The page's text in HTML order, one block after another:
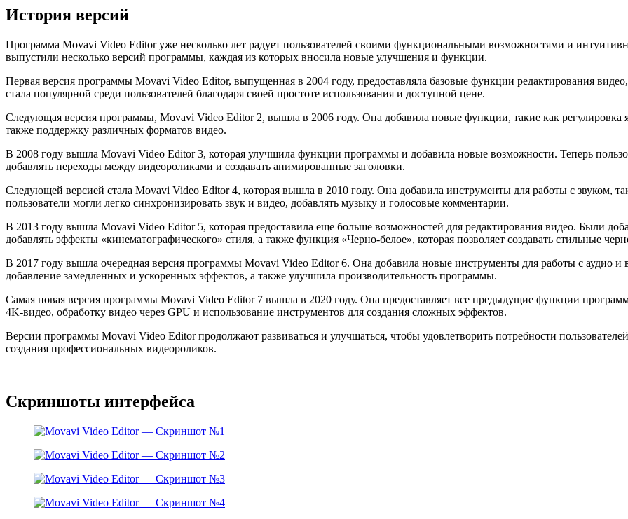
История версий
Программа Movavi Video Editor уже несколько лет радует пользователей своими функциональными возможностями и
выпустили несколько версий программы, каждая из которых вносила новые улучшения и функции.
Первая версия программы Movavi Video Editor, выпущенная в 2004 году, предоставляла базовые функции редактирования
стала популярной среди пользователей благодаря своей простоте использования и доступной цене.
Следующая версия программы, Movavi Video Editor 2, вышла в 2006 году. Она добавила новые функции, такие как регулировка
также поддержку различных форматов видео.
В 2008 году вышла Movavi Video Editor 3, которая улучшила функции программы и добавила новые возможности. Теперь
добавлять переходы между видеороликами и создавать анимированные заголовки.
Следующей версией стала Movavi Video Editor 4, которая вышла в 2010 году. Она добавила инструменты для работы с звуком,
пользователи могли легко синхронизировать звук и видео, добавлять музыку и голосовые комментарии.
В 2013 году вышла Movavi Video Editor 5, которая предоставила еще больше возможностей для редактирования видео. Были
добавлять эффекты «кинематографического» стиля, а также функция «Черно-белое», которая позволяет создавать стильные
В 2017 году вышла очередная версия программы Movavi Video Editor 6. Она добавила новые инструменты для работы с аудио и
добавление замедленных и ускоренных эффектов, а также улучшила производительность программы.
Самая новая версия программы Movavi Video Editor 7 вышла в 2020 году. Она предоставляет все предыдущие функции
4K-видео, обработку видео через GPU и использование инструментов для создания сложных эффектов.
Версии программы Movavi Video Editor продолжают развиваться и улучшаться, чтобы удовлетворить потребности
создания профессиональных видеороликов.
Скриншоты интерфейса